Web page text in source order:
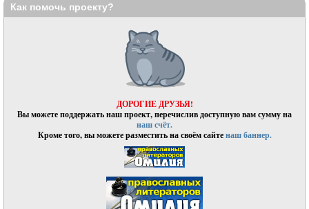
Как помочь проекту?
ДОРОГИЕ ДРУЗЬЯ!
Вы можете поддержать наш проект, перечислив доступную вам сумму на
наш счёт.
Кроме того, вы можете разместить на своём сайтенаш баннер.